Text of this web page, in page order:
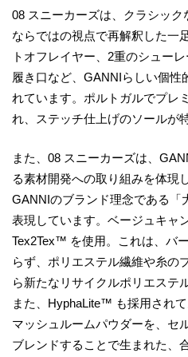
08 スニーカーズは、クラシッ
ならではの視点で再解釈した一
トオフレイヤー、2重のシュー
履き口など、GANNIらしい個性
れています。ポルトガルでプレ
れ、ステッチ仕上げのソールが
また、08 スニーカーズは、
る素材開発への取り組みを体現
GANNIのブランド理念である「
表現しています。ベージュキャ
Tex2Tex™ を使用。これは、バ
らず、ポリエステル繊維や糸の
ら新たなリサイクルポリエステ
また、HyphaLite™ も採用され
マッシュルームパウダーを、セ
ブレンドすることで生まれた、